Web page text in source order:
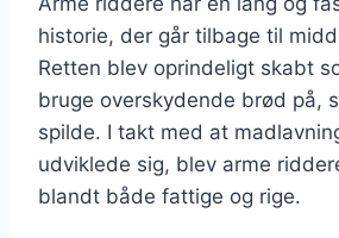
historie, der går tilbage til
Retten blev oprindeligt skabt
bruge overskydende brød på,
spilde. I takt med at
udviklede sig, blev arme
blandt både fattige og rige.